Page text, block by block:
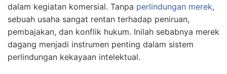
dalam kegiatan komersial. Tanpa perlindungan merek,
sebuah usaha sangat rentan terhadap peniruan,
pembajakan, dan konflik hukum. Inilah sebabnya merek
dagang menjadi instrumen penting dalam sistem
perlindungan kekayaan intelektual.